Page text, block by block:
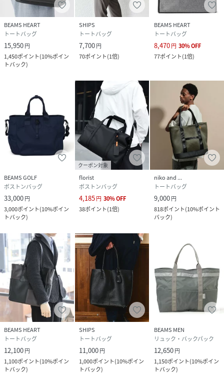
BEAMS HEART
トートバッグ
15,950円
1,450ポイント(10%ポイン
トバック)
SHIPS
トートバッグ
7,700円
70ポイント(1倍)
BEAMS HEART
トートバッグ
8,470円 30%OFF
77ポイント(1倍)
BEAMS GOLF
ボストンバッグ
33,000円
3,000ポイント(10%ポイン
トバック)
クーポン対象
florist
ボストンバッグ
4,185円 30%OFF
38ポイント(1倍)
niko and ...
トートバッグ
9,000円
818ポイント(10%ポイント
バック)
BEAMS HEART
トートバッグ
12,100円
1,100ポイント(10%ポイン
トバック)
SHIPS
トートバッグ
11,000円
1,000ポイント(10%ポイン
トバック)
BEAMS MEN
リュック・バックパック
12,650円
1,150ポイント(10%ポイン
トバック)